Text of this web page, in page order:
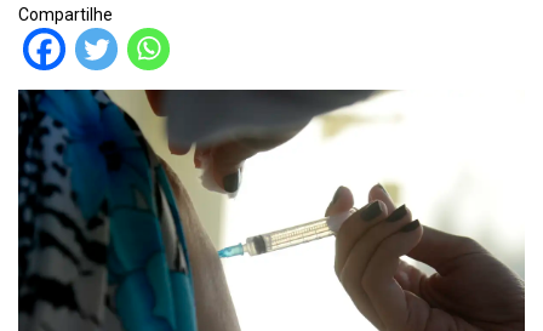
Compartilhe